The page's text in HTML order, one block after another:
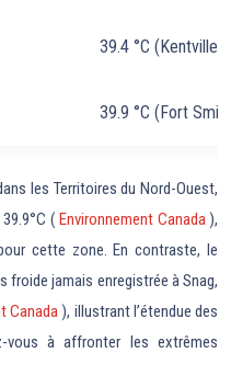
39.4 °C (Kentville,
39.9 °C (Fort
les Territoires du Nord-Ouest,
39.9°C (Environnement Canada),
cette zone. En contraste, le
froide jamais enregistrée à Snag,
Canada), illustrant l’étendue des
vous à affronter les extrêmes